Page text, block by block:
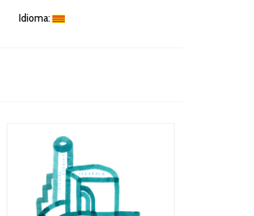
Idioma: